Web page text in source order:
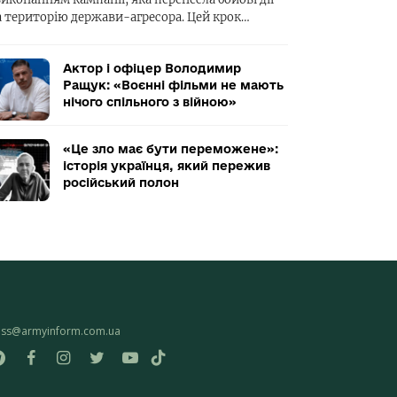
територію держави-агресора. Цей крок…
Актор і офіцер Володимир
Ращук: «Воєнні фільми не мають
нічого спільного з війною»
«Це зло має бути переможене»:
історія українця, який пережив
російський полон